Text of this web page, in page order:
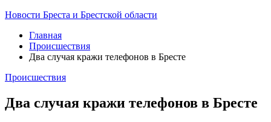
Новости Бреста и Брестской области
Главная
Происшествия
Два случая кражи телефонов в Бресте
Происшествия
Два случая кражи телефонов в Бресте